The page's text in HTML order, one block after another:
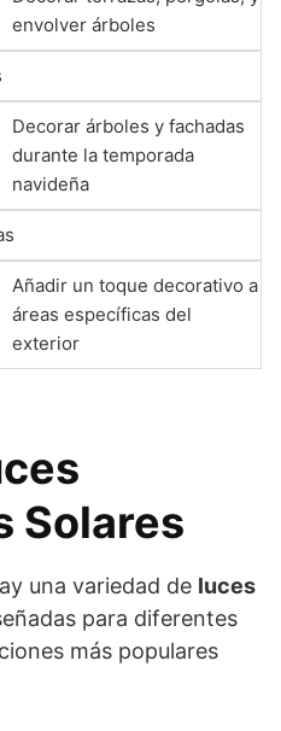
envolver árboles
Decorar árboles y fachadas
durante la temporada
navideña
Añadir un toque decorativo a
áreas específicas del
exterior
Solares
una variedad de luces
para diferentes
más populares